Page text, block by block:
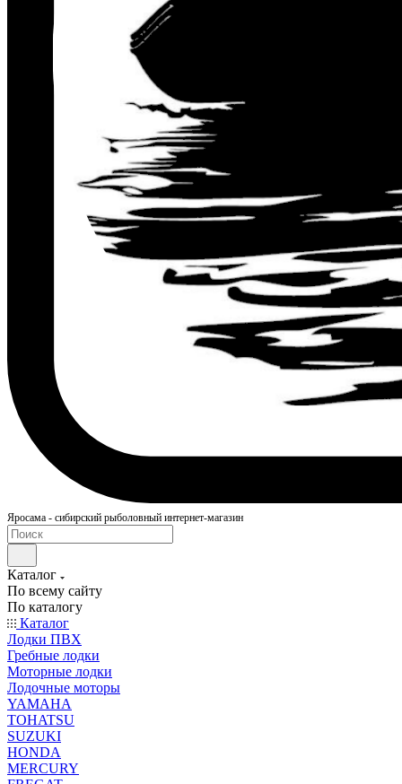
Яросама - сибирский рыболовный интернет-магазин
Каталог
По всему сайту
По каталогу
Каталог
Лодки ПВХ
Гребные лодки
Моторные лодки
Лодочные моторы
YAMAHA
TOHATSU
SUZUKI
HONDA
MERCURY